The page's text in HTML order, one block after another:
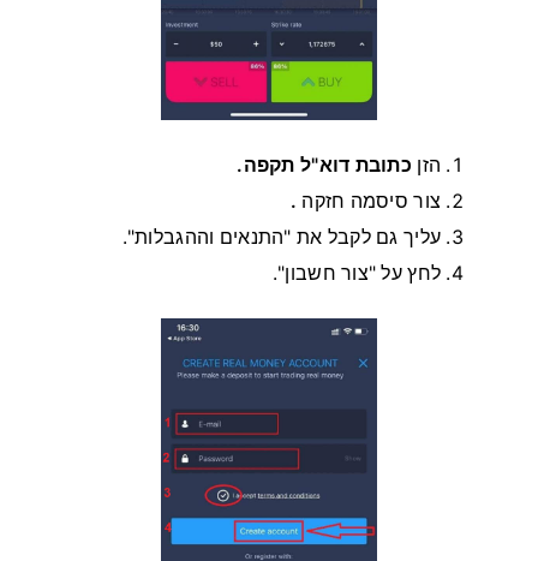
הזן כתובת דוא"ל תקפה.
צור סיסמה חזקה .
עליך גם לקבל את "התנאים וההגבלות".
לחץ על "צור חשבון".